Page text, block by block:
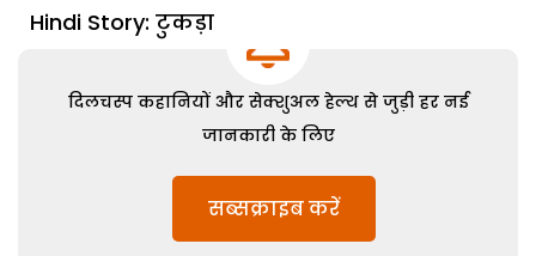
Hindi Story: टुकड़ा
दिलचस्प कहानियों और सेक्शुअल हेल्थ से जुड़ी हर नई
जानकारी के लिए
सब्सक्राइब करें